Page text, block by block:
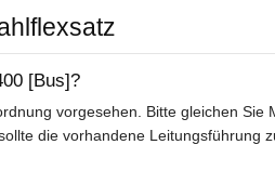
[Bus]?
vorgesehen. Bitte gleichen
die vorhandene Leitungsführung